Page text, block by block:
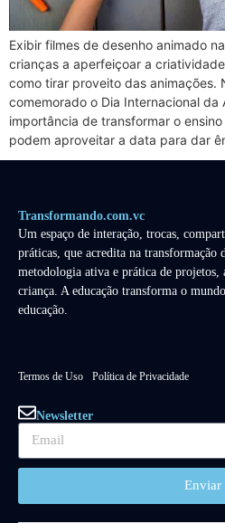
Exibir filmes de desenho animado
crianças a aperfeiçoar a
como tirar proveito das animações.
comemorado o Dia Internacional da
importância de transformar o
podem aproveitar a data para dar
Transformando.com.vc
Um espaço de interação, trocas,
práticas, que acredita na transformação
metodologia ativa e prática de projetos,
criança. A educação transforma o
educação.
Termos de Uso Política de Privacidade
Newsletter
Enviar